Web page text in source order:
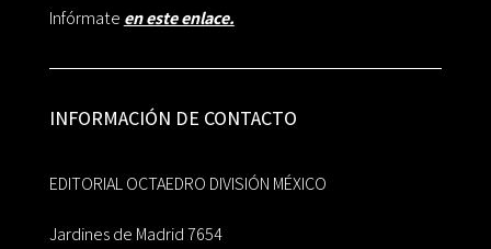
Infórmate en este enlace.
INFORMACIÓN DE CONTACTO
EDITORIAL OCTAEDRO DIVISIÓN MÉXICO
Jardines de Madrid 7654